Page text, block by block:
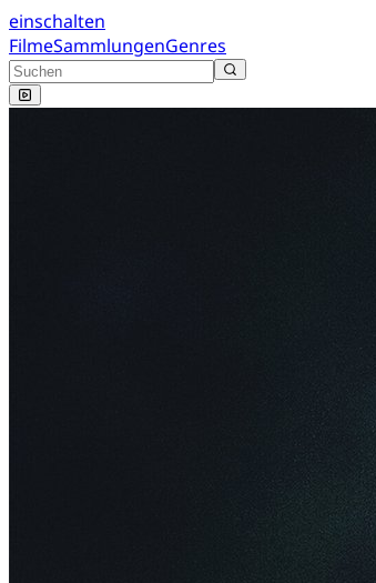
einschalten
FilmeSammlungenGenres